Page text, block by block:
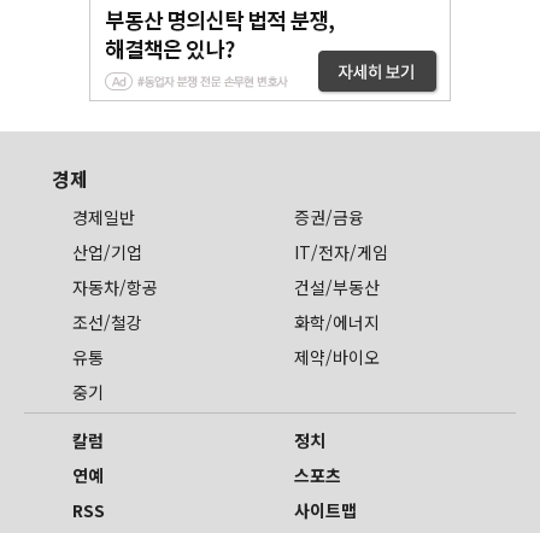
경제
경제일반
증권/금융
산업/기업
IT/전자/게임
자동차/항공
건설/부동산
조선/철강
화학/에너지
유통
제약/바이오
중기
칼럼
정치
연예
스포츠
RSS
사이트맵